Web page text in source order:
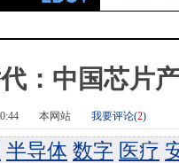
：中国芯片
本网站 我要评论(2)
半导体 数字 医疗